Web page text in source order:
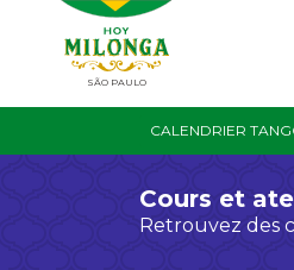
SÃO PAULO
CALENDRIER
Cours et
Retrouvez des